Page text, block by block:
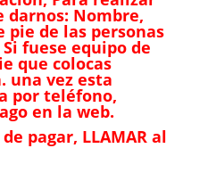
darnos: Nombre,
de las personas
fuese equipo de
que colocas
una vez esta
por teléfono,
en la web.
de pagar, LLAMAR al